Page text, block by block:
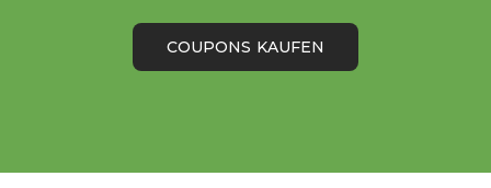
COUPONS KAUFEN